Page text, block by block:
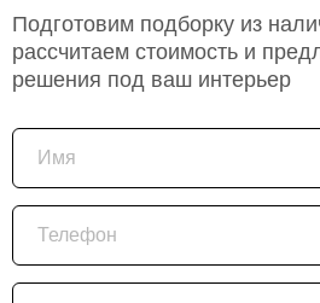
Подготовим подборку из
рассчитаем стоимость и
решения под ваш интерьер
Имя
Телефон
Email (необязательно)